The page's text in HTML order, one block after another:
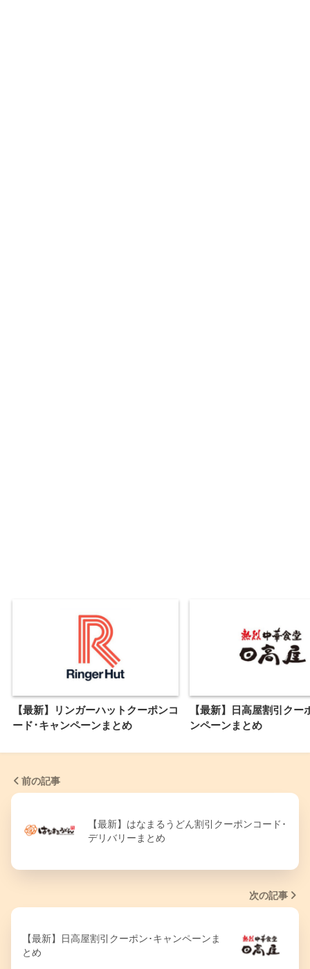
【最新】リンガーハットクーポンコ
ード･キャンペーンまとめ
【最新】日高屋割引クー
ンペーンまとめ
前の記事
【最新】はなまるうどん割引クーポンコード･
デリバリーまとめ
次の記事
【最新】日高屋割引クーポン･キャンペーンま
とめ